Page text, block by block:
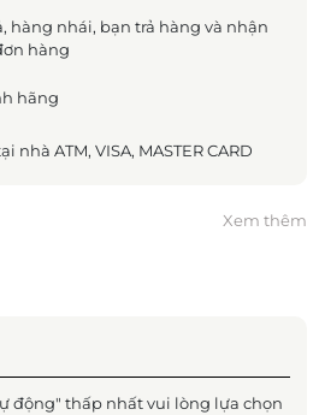
hàng nhái, bạn trả hàng và nhận
hàng
hãng
nhà ATM, VISA, MASTER CARD
Xem thêm
động" thấp nhất vui lòng lựa chọn